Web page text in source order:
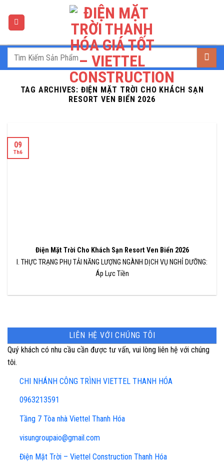
content
TAG ARCHIVES: ĐIỆN MẶT TRỜI CHO KHÁCH SẠN
RESORT VEN BIỂN 2026
Điện Mặt Trời Cho Khách Sạn Resort Ven Biển 2026
I. THỰC TRẠNG PHỤ TẢI NĂNG LƯỢNG NGÀNH DỊCH VỤ NGHỈ DƯỠNG:
Áp Lực Tiền
09
Th6
LIÊN HỆ VỚI CHÚNG TÔI
Quý khách có nhu cầu cần được tư vấn, vui lòng liên hệ với chúng
tôi.
CHI NHÁNH CÔNG TRÌNH VIETTEL THANH HÓA
0963213591
Tầng 7 Tòa nhà Viettel Thanh Hóa
visungroupaio@gmail.com
Điện Mặt Trời – Viettel Construction Thanh Hóa